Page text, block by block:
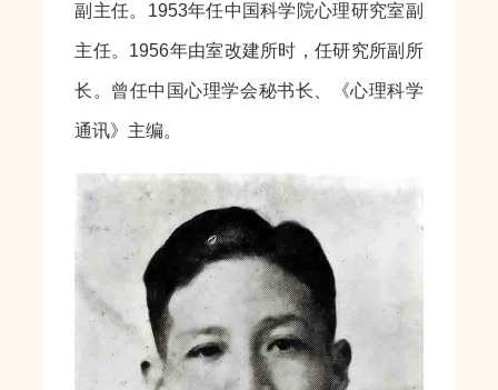
副主任。1953年任中国科学院心理研究室副
主任。1956年由室改建所时，任研究所副所
长。曾任中国心理学会秘书长、《心理科学
通讯》主编。